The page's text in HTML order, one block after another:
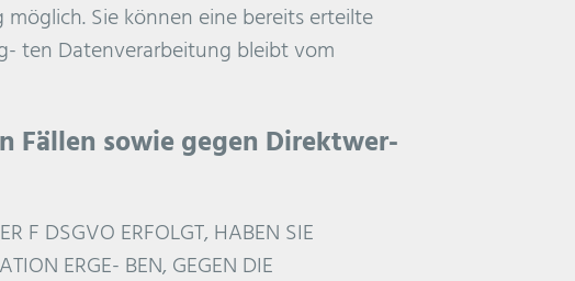
Sie können eine bereits erteilte
ten Datenverarbeitung bleibt vom
Fällen sowie gegen Direktwer-
F DSGVO ERFOLGT, HABEN SIE
ERGE- BEN, GEGEN DIE